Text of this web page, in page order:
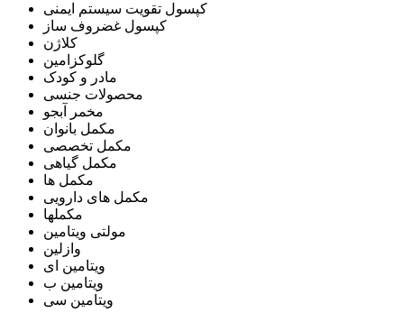
کپسول تقویت سیستم ایمنی
کپسول غضروف ساز
کلاژن
گلوکزامین
مادر و کودک
محصولات جنسی
مخمر آبجو
مکمل بانوان
مکمل تخصصی
مکمل گیاهی
مکمل ها
مکمل های دارویی
مکملها
مولتی ویتامین
وازلین
ویتامین ای
ویتامین ب
ویتامین سی